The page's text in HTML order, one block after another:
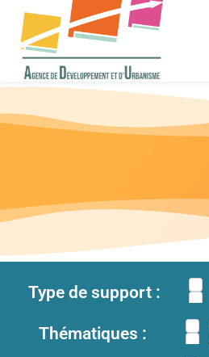
Type de support :
Thématiques :